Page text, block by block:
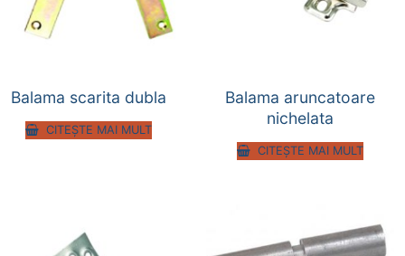
Balama scarita dubla
CITEȘTE MAI MULT
Balama aruncatoare
nichelata
CITEȘTE MAI MULT